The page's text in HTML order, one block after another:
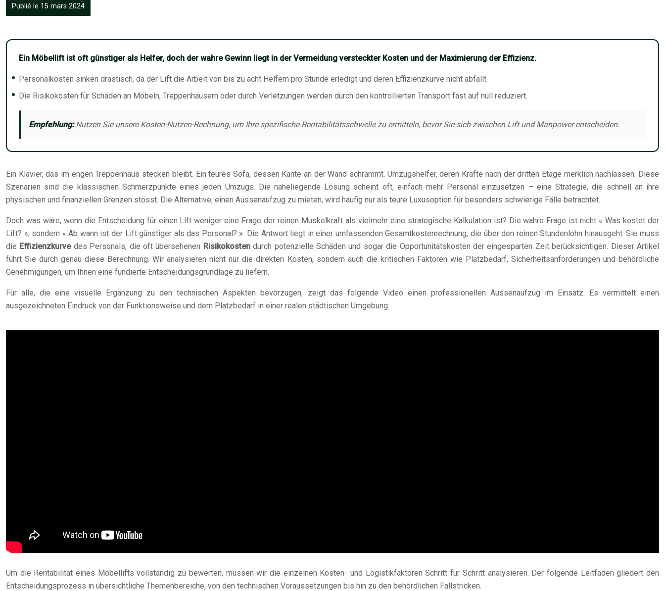
Publié le 15 mars 2024
Ein Möbellift ist oft günstiger als Helfer, doch der wahre Gewinn liegt in der Vermeidung versteckter Kosten und der Maximierung der Effizienz.
Personalkosten sinken drastisch, da der Lift die Arbeit von bis zu acht Helfern pro Stunde erledigt und deren Effizienzkurve nicht abfällt.
Die Risikokosten für Schäden an Möbeln, Treppenhäusern oder durch Verletzungen werden durch den kontrollierten Transport fast auf null reduziert.
Empfehlung:Nutzen Sie unsere Kosten-Nutzen-Rechnung, um Ihre spezifische Rentabilitätsschwelle zu ermitteln, bevor Sie sich zwischen Lift und Manpower entscheiden.
Ein Klavier, das im engen Treppenhaus stecken bleibt. Ein teures Sofa, dessen Kante an der Wand schrammt. Umzugshelfer, deren Kräfte nach der dritten Etage merklich nachlassen. Diese
Szenarien sind die klassischen Schmerzpunkte eines jeden Umzugs. Die naheliegende Lösung scheint oft, einfach mehr Personal einzusetzen – eine Strategie, die schnell an ihre
physischen und finanziellen Grenzen stösst. Die Alternative, einen Aussenaufzug zu mieten, wird häufig nur als teure Luxusoption für besonders schwierige Fälle betrachtet.
Doch was wäre, wenn die Entscheidung für einen Lift weniger eine Frage der reinen Muskelkraft als vielmehr eine strategische Kalkulation ist? Die wahre Frage ist nicht « Was kostet der
Lift? », sondern « Ab wann ist der Lift günstiger als das Personal? ». Die Antwort liegt in einer umfassenden Gesamtkostenrechnung, die über den reinen Stundenlohn hinausgeht. Sie muss
die Effizienzkurvedes Personals, die oft übersehenen Risikokostendurch potenzielle Schäden und sogar die Opportunitätskosten der eingesparten Zeit berücksichtigen. Dieser Artikel
führt Sie durch genau diese Berechnung. Wir analysieren nicht nur die direkten Kosten, sondern auch die kritischen Faktoren wie Platzbedarf, Sicherheitsanforderungen und behördliche
Genehmigungen, um Ihnen eine fundierte Entscheidungsgrundlage zu liefern.
Für alle, die eine visuelle Ergänzung zu den technischen Aspekten bevorzugen, zeigt das folgende Video einen professionellen Aussenaufzug im Einsatz. Es vermittelt einen
ausgezeichneten Eindruck von der Funktionsweise und dem Platzbedarf in einer realen städtischen Umgebung.
Um die Rentabilität eines Möbellifts vollständig zu bewerten, müssen wir die einzelnen Kosten- und Logistikfaktoren Schritt für Schritt analysieren. Der folgende Leitfaden gliedert den
Entscheidungsprozess in übersichtliche Themenbereiche, von den technischen Voraussetzungen bis hin zu den behördlichen Fallstricken.